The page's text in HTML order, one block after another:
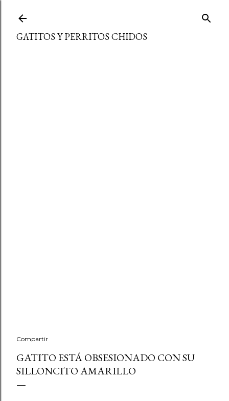
GATITOS Y PERRITOS CHIDOS
Compartir
GATITO ESTÁ OBSESIONADO CON SU
SILLONCITO AMARILLO